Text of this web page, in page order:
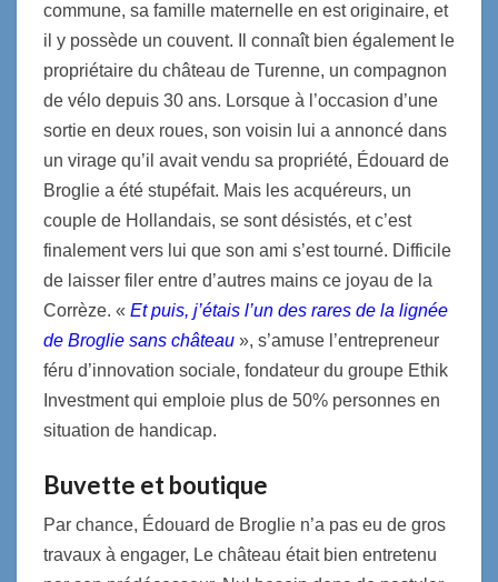
commune, sa famille maternelle en est originaire, et
il y possède un couvent. Il connaît bien également le
propriétaire du château de Turenne, un compagnon
de vélo depuis 30 ans. Lorsque à l’occasion d’une
sortie en deux roues, son voisin lui a annoncé dans
un virage qu’il avait vendu sa propriété, Édouard de
Broglie a été stupéfait. Mais les acquéreurs, un
couple de Hollandais, se sont désistés, et c’est
finalement vers lui que son ami s’est tourné. Difficile
de laisser filer entre d’autres mains ce joyau de la
Corrèze. « Et puis, j’étais l’un des rares de la lignée
de Broglie sans château », s’amuse l’entrepreneur
féru d’innovation sociale, fondateur du groupe Ethik
Investment qui emploie plus de 50% personnes en
situation de handicap.
Buvette et boutique
Par chance, Édouard de Broglie n’a pas eu de gros
travaux à engager, Le château était bien entretenu